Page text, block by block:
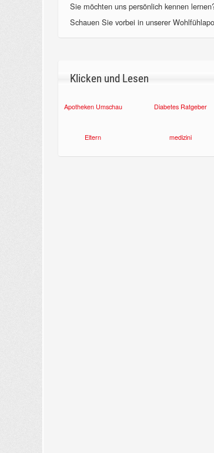
Sie möchten uns persönlich kennen
Schauen Sie vorbei in unserer
Klicken und Lesen
Apotheken Umschau Diabetes Ratgeber
Eltern medizini